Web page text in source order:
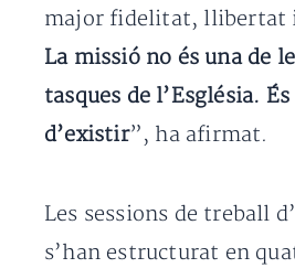
major fidelitat, llibertat
La missió no és una de
tasques de l’Església.
d’existir”, ha afirmat.
Les sessions de treball
s’han estructurat en